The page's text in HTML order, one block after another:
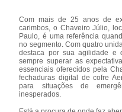
Com mais de 25 anos de
carimbos, o Chaveiro Júlio,
Paulo, é uma referência
no segmento. Com quatro
destaca por sua agilidade e
sempre superar as
essenciais oferecidos pela
fechaduras digital de cofre
para situações de
inesperados.